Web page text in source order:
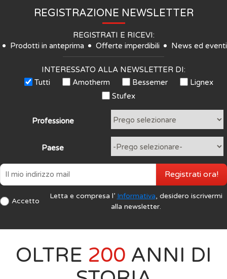
REGISTRAZIONE NEWSLETTER
REGISTRATI E RICEVI:
Prodotti in anteprima
Offerte imperdibili News ed eventi
INTERESSATO ALLA NEWSLETTER DI:
Tutti
Amotherm Bessemer
Lignex
Stufex
Professione
Paese
Accetto
Letta e compresa l’ Informativa, desidero iscrivermi
alla newsletter.
Registrati ora!
OLTRE 200 ANNI DI